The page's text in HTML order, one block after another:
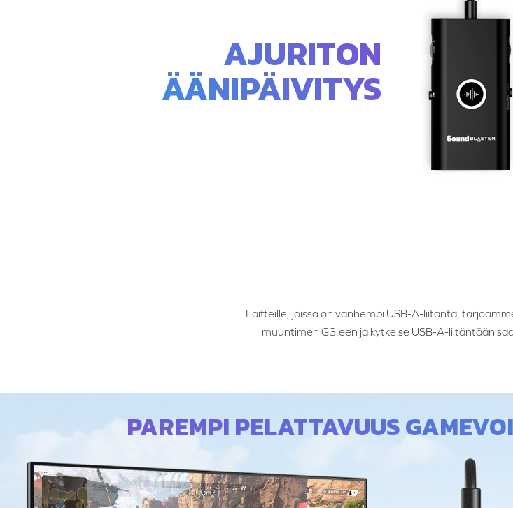
AJURITON
ÄÄNIPÄIVITYS
Laitteille, joissa on vanhempi USB-A-liitäntä,
muuntimen G3:een ja kytke se USB-A-liitäntään
PAREMPI PELATTAVUUS